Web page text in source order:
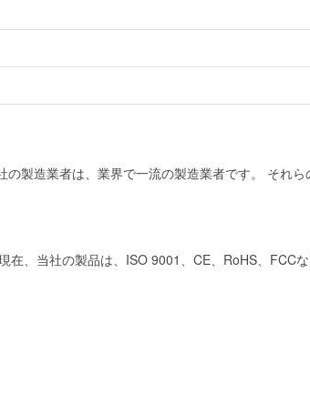
製造業者は、業界で一流の製造業者です。 それら
、当社の製品は、ISO 9001、CE、RoHS、FCC